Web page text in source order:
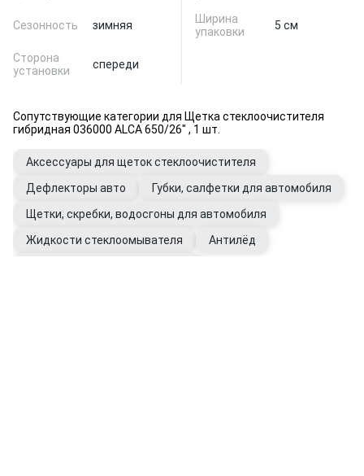
Сезонность зимняя
Сторона
установки
спереди
Ширина
упаковки
5 см
Сопутствующие категории для Щетка стеклоочистителя
гибридная 036000 ALCA 650/26" , 1 шт.
Аксессуары для щеток стеклоочистителя
Дефлекторы авто
Губки, салфетки для автомобиля
Щетки, скребки, водосгоны для автомобиля
Жидкости стеклоомывателя
Антилёд